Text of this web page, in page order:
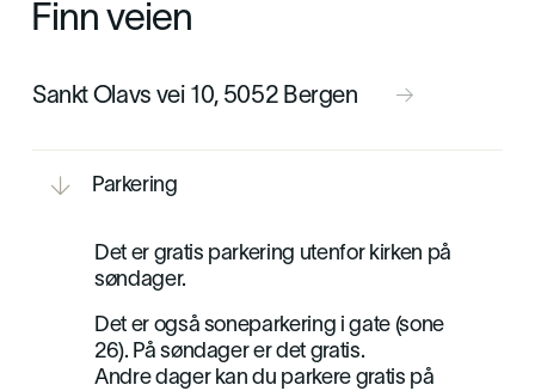
Finn veien
Sankt Olavs vei 10, 5052 Bergen 

Parkering
Det er gratis parkering utenfor kirken på
søndager.
Det er også soneparkering i gate (sone
26). På søndager er det gratis.
Andre dager kan du parkere gratis på